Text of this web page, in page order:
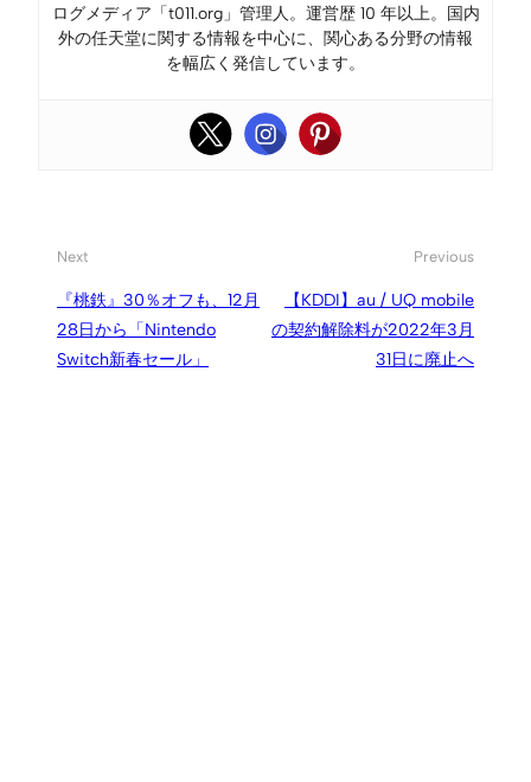
ログメディア「t011.org」管理人。運営歴 10 年以上。国内
外の任天堂に関する情報を中心に、関心ある分野の情報
を幅広く発信しています。
Next
『桃鉄』30％オフも、12月
28日から「Nintendo
Switch新春セール」
Previous
【KDDI】au / UQ mobile
の契約解除料が2022年3月
31日に廃止へ